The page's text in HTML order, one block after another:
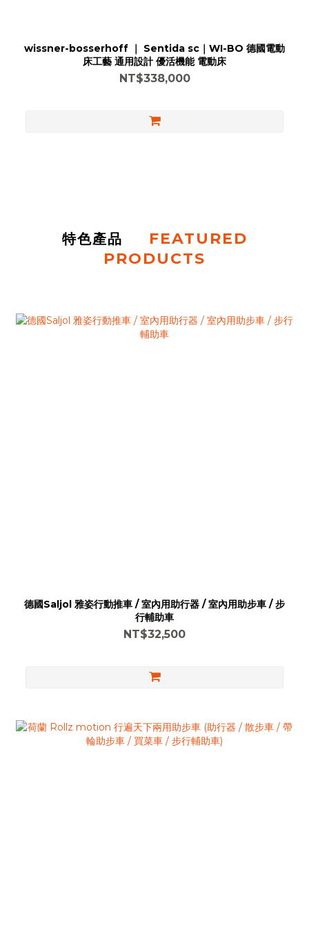
wissner-bosserhoff ｜ Sentida sc｜WI-BO 德國電動
床工藝 通用設計 優活機能 電動床
NT$338,000
特色產品
FEATURED
PRODUCTS
德國Saljol 雅姿行動推車 / 室內用助行器 / 室內用助步車 / 步
行輔助車
NT$32,500